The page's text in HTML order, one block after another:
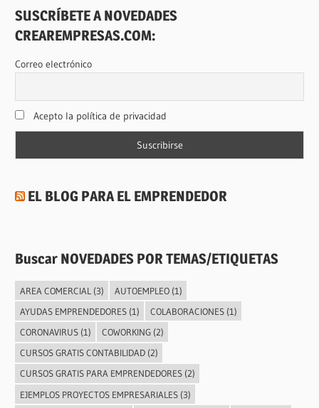
SUSCRÍBETE A NOVEDADES
CREAREMPRESAS.COM:
Correo electrónico
Acepto la política de privacidad
EL BLOG PARA EL EMPRENDEDOR
Buscar NOVEDADES POR TEMAS/ETIQUETAS
AREA COMERCIAL (3) AUTOEMPLEO(1)
AYUDAS EMPRENDEDORES(1) COLABORACIONES(1)
CORONAVIRUS(1) COWORKING(2)
CURSOS GRATIS CONTABILIDAD(2)
CURSOS GRATIS PARA EMPRENDEDORES(2)
EJEMPLOS PROYECTOS EMPRESARIALES(3)